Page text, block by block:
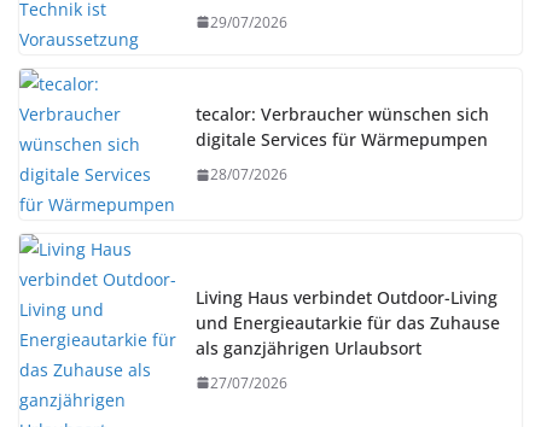
29/07/2026
tecalor: Verbraucher wünschen sich
digitale Services für Wärmepumpen
28/07/2026
Living Haus verbindet Outdoor-Living
und Energieautarkie für das Zuhause
als ganzjährigen Urlaubsort
27/07/2026